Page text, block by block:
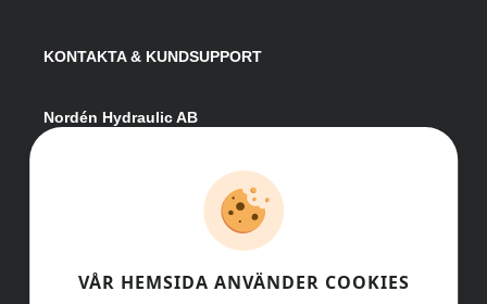
KONTAKTA & KUNDSUPPORT
Nordén Hydraulic AB
info@nordenhydraulic.se
Org-nr: 556531-8424
VÅR HEMSIDA ANVÄNDER COOKIES